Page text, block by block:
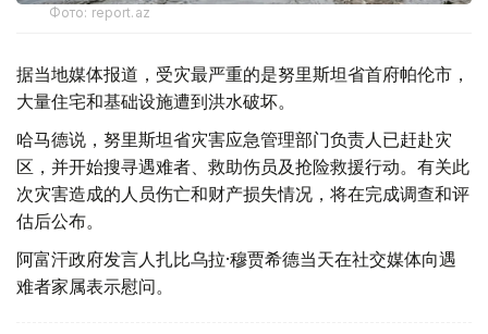
Фото: report.az
据当地媒体报道，受灾最严重的是努里斯坦省首府帕伦市，
大量住宅和基础设施遭到洪水破坏。
哈马德说，努里斯坦省灾害应急管理部门负责人已赶赴灾
区，并开始搜寻遇难者、救助伤员及抢险救援行动。有关此
次灾害造成的人员伤亡和财产损失情况，将在完成调查和评
估后公布。
阿富汗政府发言人扎比乌拉·穆贾希德当天在社交媒体向遇
难者家属表示慰问。